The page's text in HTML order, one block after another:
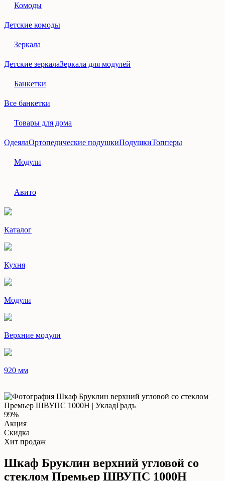
Комоды
Детские комоды
Зеркала
Детские зеркалаЗеркала для модулей
Банкетки
Все банкетки
Товары для дома
ОдеялаОртопедические подушкиПодушкиТопперы
Модули
Авито
Каталог
Кухня
Модули
Верхние модули
920 мм
99%
Акция
Скидка
Хит продаж
Шкаф Бруклин верхний угловой со
стеклом Премьер ШВУПС 1000Н